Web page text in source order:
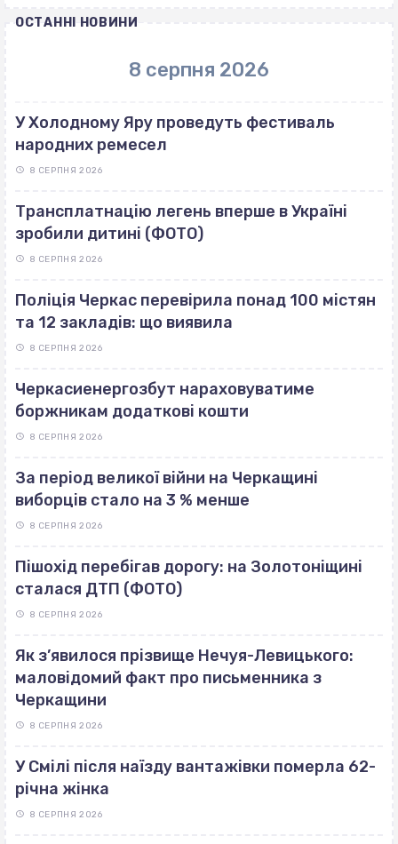
ОСТАННІ НОВИНИ
8 серпня 2026
У Холодному Яру проведуть фестиваль
народних ремесел
8 СЕРПНЯ 2026
Трансплатнацію легень вперше в Україні
зробили дитині (ФОТО)
8 СЕРПНЯ 2026
Поліція Черкас перевірила понад 100 містян
та 12 закладів: що виявила
8 СЕРПНЯ 2026
Черкасиенергозбут нараховуватиме
боржникам додаткові кошти
8 СЕРПНЯ 2026
За період великої війни на Черкащині
виборців стало на 3 % менше
8 СЕРПНЯ 2026
Пішохід перебігав дорогу: на Золотоніщині
сталася ДТП (ФОТО)
8 СЕРПНЯ 2026
Як з’явилося прізвище Нечуя-Левицького:
маловідомий факт про письменника з
Черкащини
8 СЕРПНЯ 2026
У Смілі після наїзду вантажівки померла 62-
річна жінка
8 СЕРПНЯ 2026